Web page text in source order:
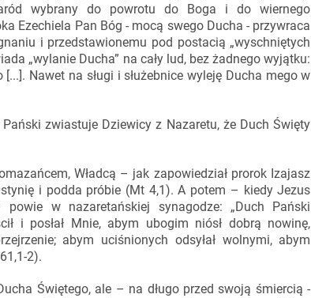
wybrany do powrotu do Boga i do wiernego
Ezechiela Pan Bóg - mocą swego Ducha - przywraca
i przedstawionemu pod postacią „wyschniętych
„wylanie Ducha” na cały lud, bez żadnego wyjątku:
Nawet na sługi i służebnice wyleję Ducha mego w
Pański zwiastuje Dziewicy z Nazaretu, że Duch Święty
Władcą – jak zapowiedział prorok Izajasz
i podda próbie (Mt 4,1). A potem – kiedy Jezus
w nazaretańskiej synagodze: „Duch Pański
i posłał Mnie, abym ubogim niósł dobrą nowinę,
abym uciśnionych odsyłał wolnymi, abym
2).
Świętego, ale – na długo przed swoją śmiercią -